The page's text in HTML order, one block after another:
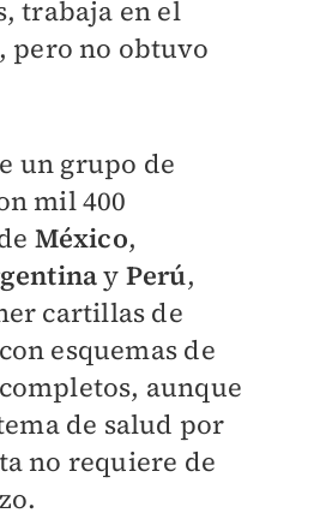
trabaja en el
pero no obtuvo
un grupo de
mil 400
México,
y Perú,
cartillas de
esquemas de
aunque
de salud por
no requiere de